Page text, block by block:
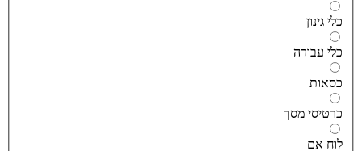
גינון
עבודה
מסך
אם